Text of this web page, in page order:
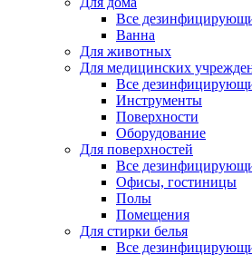
Все
Ванна
Для животных
Для медицинских
Все
Инструменты
Поверхности
Оборудование
Для поверхностей
Все
Офисы, гостиницы
Полы
Помещения
Для стирки белья
Все